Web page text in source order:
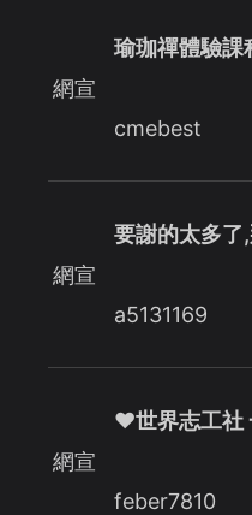
網宣
瑜珈禪體驗
cmebest
網宣
要謝的太多了
a5131169
網宣
♥世界志工社
feber7810